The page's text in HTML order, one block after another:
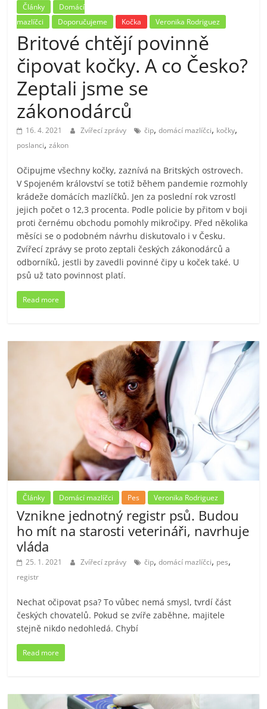
Články
Domácí
mazlíčci
Doporučujeme Kočka Veronika Rodriguez
Britové chtějí povinně
čipovat kočky. A co Česko?
Zeptali jsme se
zákonodárců
16. 4. 2021 Zvířecí zprávy čip,domácí mazlíčci, kočky,
poslanci,zákon
Očipujme všechny kočky, zaznívá na Britských ostrovech.
V Spojeném království se totiž během pandemie rozmohly
krádeže domácích mazlíčků. Jen za poslední rok vzrostl
jejich počet o 12,3 procenta. Podle policie by přitom v boji
proti černému obchodu pomohly mikročipy. Před několika
měsíci se o podobném návrhu diskutovalo i v Česku.
Zvířecí zprávy se proto zeptali českých zákonodárců a
odborníků, jestli by zavedli povinné čipy u koček také. U
psů už tato povinnost platí.
Read more
Články Domácí mazlíčci Pes Veronika Rodriguez
Vznikne jednotný registr psů. Budou
ho mít na starosti veterináři, navrhuje
vláda
25. 1. 2021 Zvířecí zprávy čip,domácí mazlíčci, pes,
registr
Nechat očipovat psa? To vůbec nemá smysl, tvrdí část
českých chovatelů. Pokud se zvíře zaběhne, majitele
stejně nikdo nedohledá. Chybí
Read more